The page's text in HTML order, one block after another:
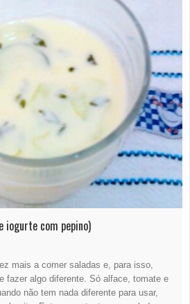
iogurte com pepino)
mais a comer saladas e, para isso,
fazer algo diferente. Só alface, tomate e
não tem nada diferente para usar,